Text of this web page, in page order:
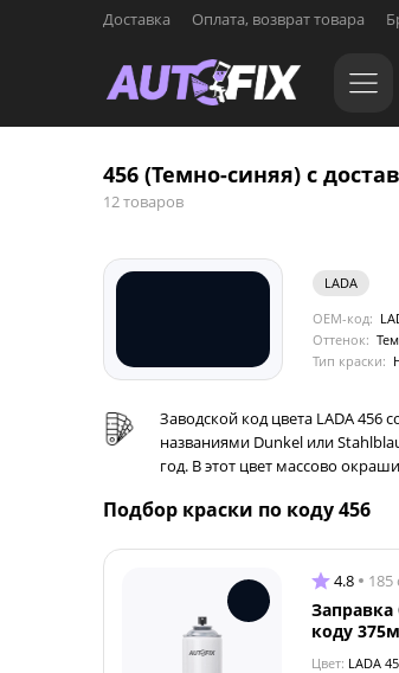
Доставка Оплата, возврат товара
456 (Темно-синяя) с
12 товаров
LADA
OEM-код:
Оттенок:
Тип краски:
Заводской код цвета LADA 456
названиями Dunkel или
год. В этот цвет массово
Подбор краски по коду 456
4.8 185
Заправка
коду
Цвет: LADA